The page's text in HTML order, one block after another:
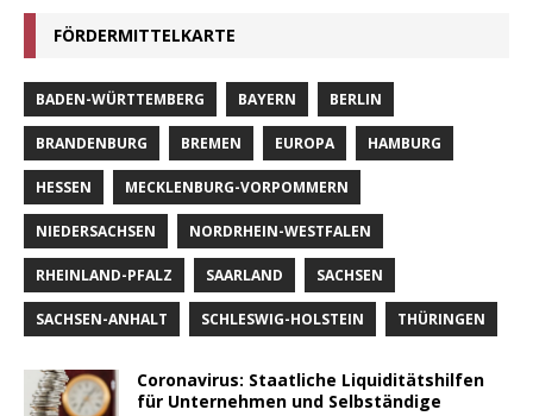
FÖRDERMITTELKARTE
BADEN-WÜRTTEMBERG BAYERN BERLIN
BRANDENBURG BREMEN EUROPA HAMBURG
HESSEN MECKLENBURG-VORPOMMERN
NIEDERSACHSEN NORDRHEIN-WESTFALEN
RHEINLAND-PFALZ SAARLAND SACHSEN
SACHSEN-ANHALT SCHLESWIG-HOLSTEIN THÜRINGEN
Coronavirus: Staatliche Liquiditätshilfen
für Unternehmen und Selbständige